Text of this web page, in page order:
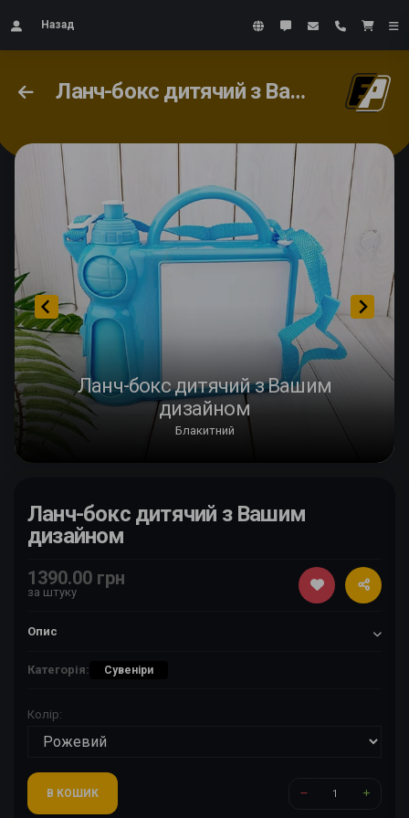
Назад
Ланч-бокс дитячий з Вашим дизайном
Ланч-бокс дитячий з Вашим
дизайном
Блакитний
Ланч-бокс дитячий з Вашим
дизайном
1390.00 грн
за штуку
Опис
Категорія: Сувеніри
Колір:
В КОШИК